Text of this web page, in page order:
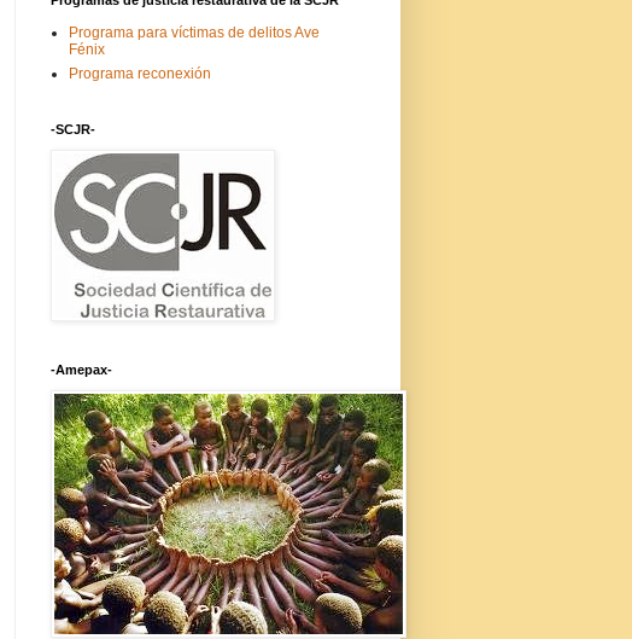
Programa para víctimas de delitos Ave
Fénix
Programa reconexión
-SCJR-
-Amepax-